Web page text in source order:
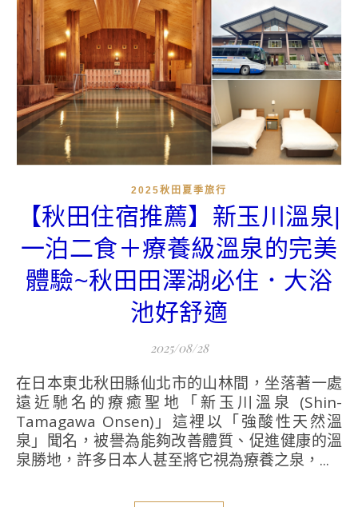
2025秋田夏季旅行
【秋田住宿推薦】新玉川溫泉|
一泊二食＋療養級溫泉的完美
體驗~秋田田澤湖必住．大浴
池好舒適
2025/08/28
在日本東北秋田縣仙北市的山林間，坐落著一處
遠近馳名的療癒聖地「新玉川溫泉 (Shin-
Tamagawa Onsen)」這裡以「強酸性天然溫
泉」聞名，被譽為能夠改善體質、促進健康的溫
泉勝地，許多日本人甚至將它視為療養之泉，...